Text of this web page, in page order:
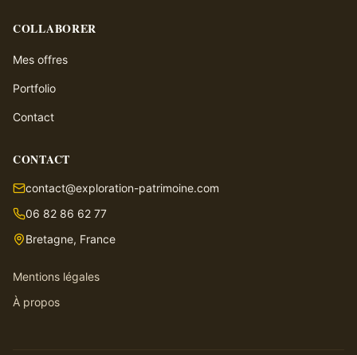
COLLABORER
Mes offres
Portfolio
Contact
CONTACT
contact@exploration-patrimoine.com
06 82 86 62 77
Bretagne, France
Mentions légales
À propos